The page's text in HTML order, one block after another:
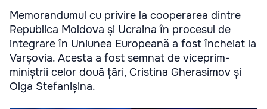
Memorandumul cu privire la cooperarea dintre
Republica Moldova și Ucraina în procesul de
integrare în Uniunea Europeană a fost încheiat la
Varșovia. Acesta a fost semnat de viceprim-
miniștrii celor două țări, Cristina Gherasimov și
Olga Stefanișina.